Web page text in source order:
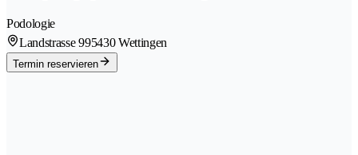
Podologie
Landstrasse 995430 Wettingen
Termin reservieren